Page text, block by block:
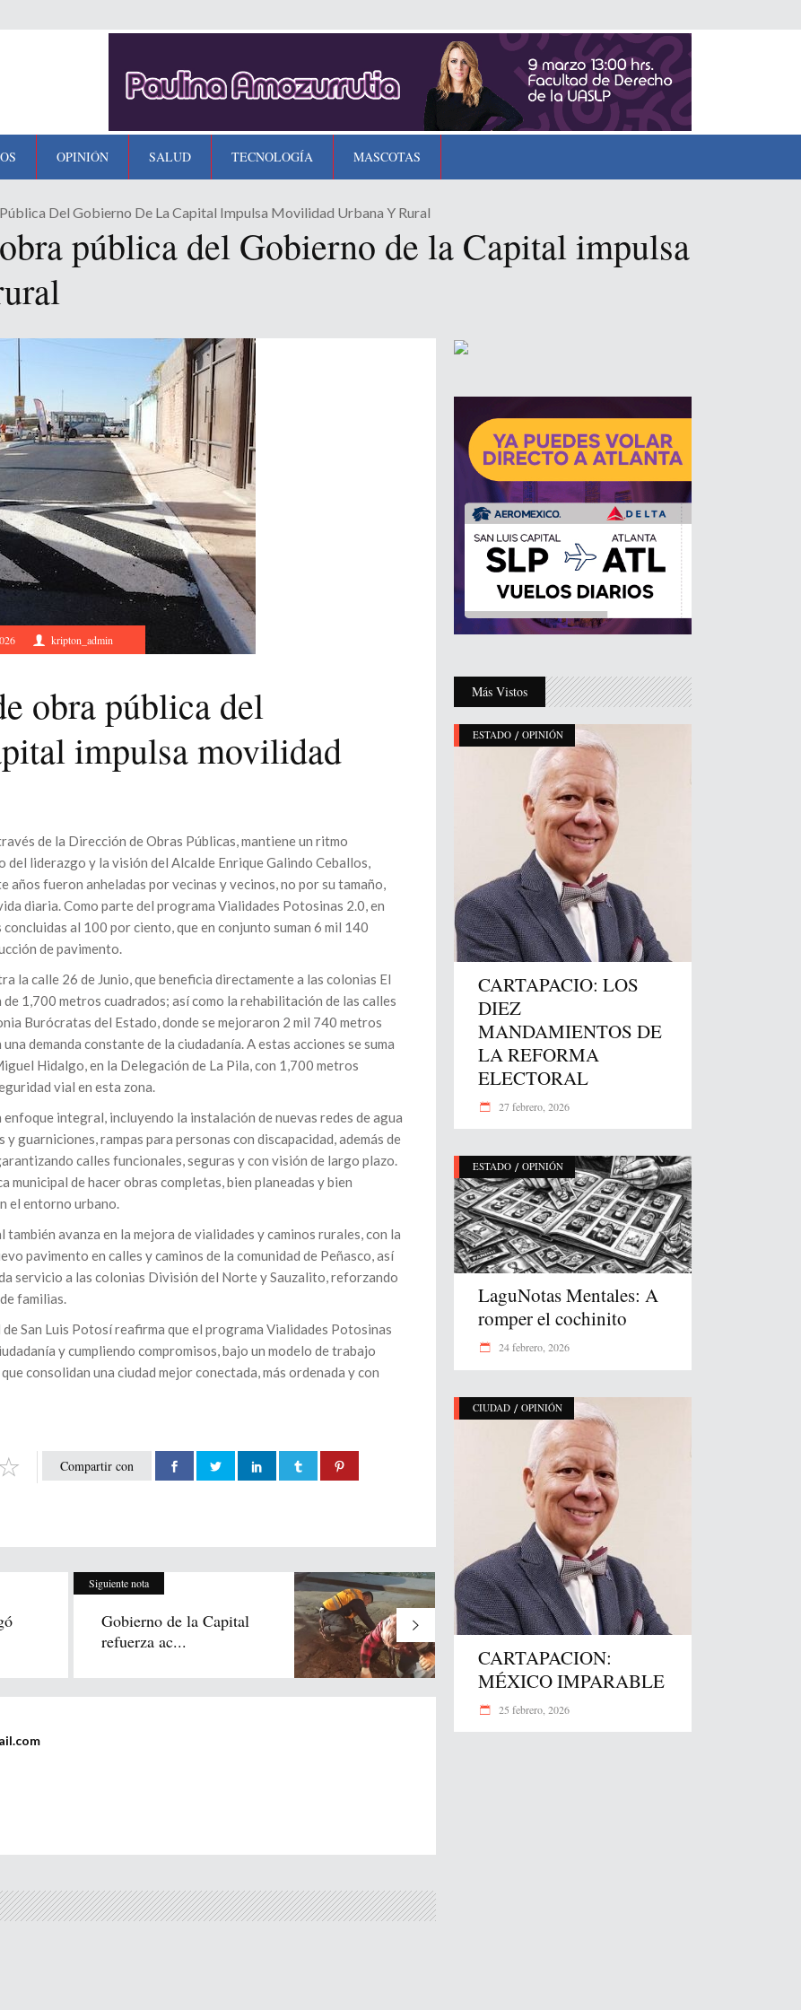
OPINIÓN SALUD TECNOLOGÍA MASCOTAS
Del Gobierno De La Capital Impulsa Movilidad Urbana Y Rural
pública del Gobierno de la Capital impulsa
kripton_admin
obra pública del
impulsa movilidad
de la Dirección de Obras Públicas, mantiene un ritmo
liderazgo y la visión del Alcalde Enrique Galindo Ceballos,
fueron anheladas por vecinas y vecinos, no por su tamaño,
diaria. Como parte del programa Vialidades Potosinas 2.0, en
al 100 por ciento, que en conjunto suman 6 mil 140
de pavimento.
la calle 26 de Junio, que beneficia directamente a las colonias El
1,700 metros cuadrados; así como la rehabilitación de las calles
Burócratas del Estado, donde se mejoraron 2 mil 740 metros
demanda constante de la ciudadanía. A estas acciones se suma
Hidalgo, en la Delegación de La Pila, con 1,700 metros
vial en esta zona.
integral, incluyendo la instalación de nuevas redes de agua
guarniciones, rampas para personas con discapacidad, además de
calles funcionales, seguras y con visión de largo plazo.
de hacer obras completas, bien planeadas y bien
el entorno urbano.
avanza en la mejora de vialidades y caminos rurales, con la
pavimento en calles y caminos de la comunidad de Peñasco, así
servicio a las colonias División del Norte y Sauzalito, reforzando
familias.
San Luis Potosí reafirma que el programa Vialidades Potosinas
y cumpliendo compromisos, bajo un modelo de trabajo
consolidan una ciudad mejor conectada, más ordenada y con
Compartir con
Siguiente nota
Gobierno de la Capital
refuerza ac...
Más Vistos
ESTADO / OPINIÓN
CARTAPACIO: LOS
DIEZ
MANDAMIENTOS DE
LA REFORMA
ELECTORAL
27 febrero, 2026
ESTADO / OPINIÓN
LaguNotas Mentales: A
romper el cochinito
24 febrero, 2026
CIUDAD / OPINIÓN
CARTAPACION:
MÉXICO IMPARABLE
25 febrero, 2026